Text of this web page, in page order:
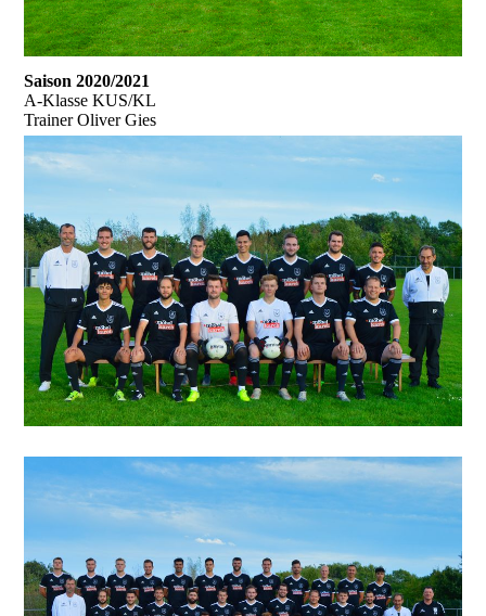
Saison 2020/2021
A-Klasse KUS/KL
Trainer Oliver Gies